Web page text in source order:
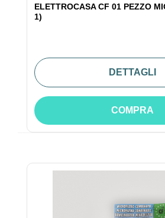
ELETTROCASA CF 01 PEZZO
1)
DETTAGLI
COMPRA